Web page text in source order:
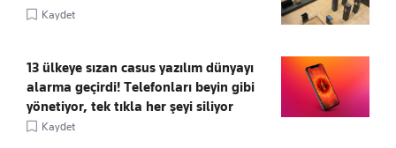
Kaydet
13 ülkeye sızan casus yazılım dünyayı
alarma geçirdi! Telefonları beyin gibi
yönetiyor, tek tıkla her şeyi siliyor
Kaydet